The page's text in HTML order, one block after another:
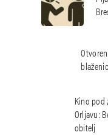
Kino
Orljavu:
obitelj